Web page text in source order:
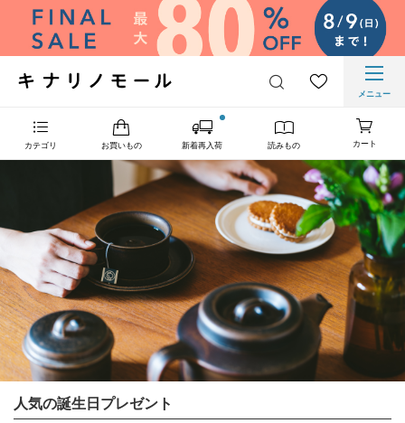
メニュー
カテゴリ お買いもの 新着再入荷 読みもの カート
人気の誕生日プレゼント